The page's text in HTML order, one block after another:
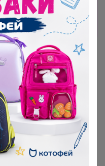
Собрано
100 %